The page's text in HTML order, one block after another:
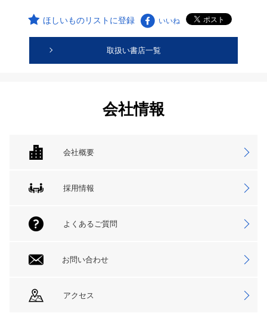
ほしいものリストに登録 いいね
取扱い書店一覧
会社情報
会社概要
採用情報
よくあるご質問
お問い合わせ
アクセス